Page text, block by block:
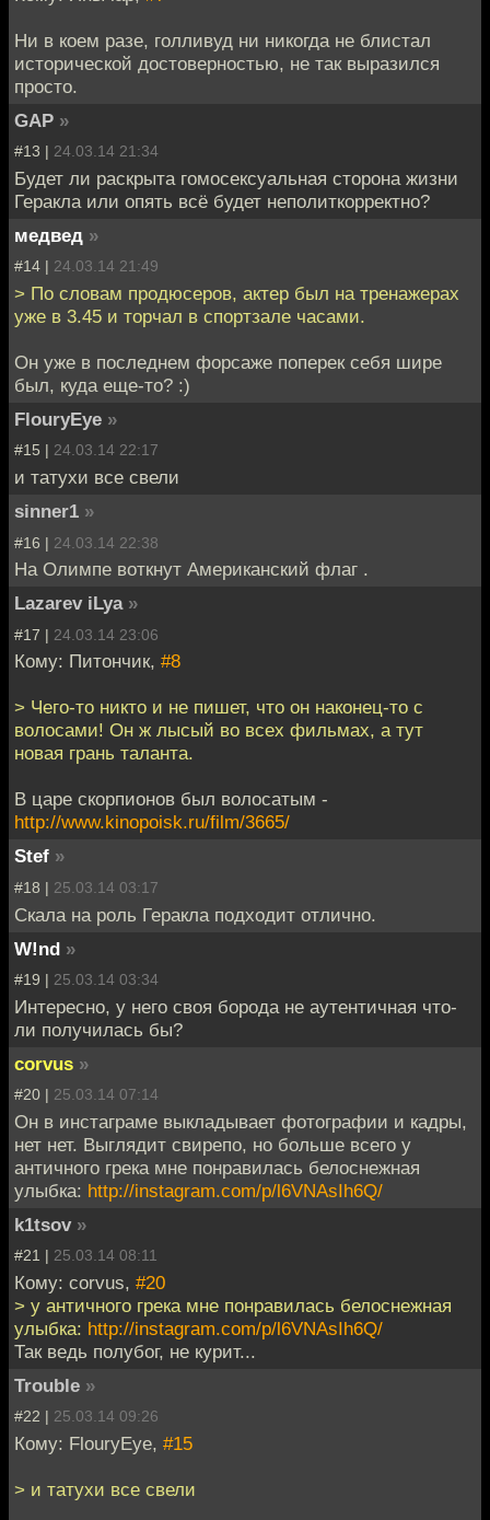
Ни в коем разе, голливуд ни никогда не блистал
исторической достоверностью, не так выразился
просто.
GAP »
#13 | 24.03.14 21:34
Будет ли раскрыта гомосексуальная сторона жизни
Геракла или опять всё будет неполиткорректно?
медвед »
#14 | 24.03.14 21:49
> По словам продюсеров, актер был на тренажерах
уже в 3.45 и торчал в спортзале часами.
Он уже в последнем форсаже поперек себя шире
был, куда еще-то? :)
FlouryEye »
#15 | 24.03.14 22:17
и татухи все свели
sinner1 »
#16 | 24.03.14 22:38
На Олимпе воткнут Американский флаг .
Lazarev iLya »
#17 | 24.03.14 23:06
Кому: Питончик, #8
> Чего-то никто и не пишет, что он наконец-то с
волосами! Он ж лысый во всех фильмах, а тут
новая грань таланта.
В царе скорпионов был волосатым -
http://www.kinopoisk.ru/film/3665/
Stef »
#18 | 25.03.14 03:17
Скала на роль Геракла подходит отлично.
W!nd »
#19 | 25.03.14 03:34
Интересно, у него своя борода не аутентичная что-
ли получилась бы?
corvus »
#20 | 25.03.14 07:14
Он в инстаграме выкладывает фотографии и кадры,
нет нет. Выглядит свирепо, но больше всего у
античного грека мне понравилась белоснежная
улыбка: http://instagram.com/p/l6VNAsIh6Q/
k1tsov »
#21 | 25.03.14 08:11
Кому: corvus, #20
> у античного грека мне понравилась белоснежная
улыбка: http://instagram.com/p/l6VNAsIh6Q/
Так ведь полубог, не курит...
Trouble »
#22 | 25.03.14 09:26
Кому: FlouryEye, #15
> и татухи все свели